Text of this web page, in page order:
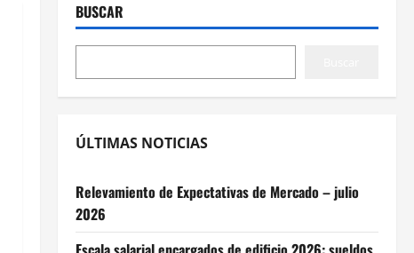
BUSCAR
ÚLTIMAS NOTICIAS
Relevamiento de Expectativas de Mercado – julio
2026